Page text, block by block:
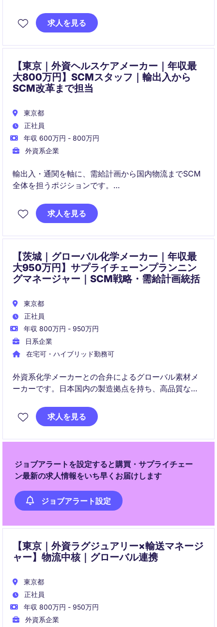
担います。求人を見る
【東京｜外資ヘルスケアメーカー｜年収最
大800万円】SCMスタッフ｜輸出入から
SCM改革まで担当
東京都
正社員
年収 600万円 - 800万円
外資系企業
輸出入・通関を軸に、需給計画から国内物流までSCM
全体を担うポジションです。
SCM改革プロジェクトやグローバル連携を通じて、事
業変革の中心を担う経験が得られます。
求人を見る
【茨城｜グローバル化学メーカー｜年収最
大950万円】サプライチェーンプランニン
グマネージャー｜SCM戦略・需給計画統括
東京都
正社員
年収 800万円 - 950万円
日系企業
在宅可・ハイブリッド勤務可
外資系化学メーカーとの合弁によるグローバル素材メ
ーカーです。日本国内の製造拠点を持ち、高品質な製
求人を見る
ジョブアラートを設定すると購買・サプライチェー
ン最新の求人情報をいち早くお届けします
ジョブアラート設定
【東京｜外資ラグジュアリー×輸送マネージ
ャー】物流中核｜グローバル連携
東京都
正社員
年収 800万円 - 950万円
外資系企業